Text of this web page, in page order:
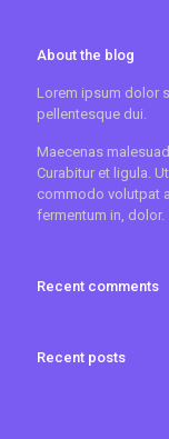
About the blog
Lorem ipsum dolor
pellentesque dui.
Maecenas
Curabitur et ligula.
commodo volutpat
fermentum in, dolor.
Recent comments
Recent posts